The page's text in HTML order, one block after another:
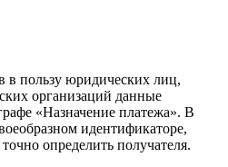
пользу юридических лиц,
организаций данные
«Назначение платежа». В
идентификаторе,
определить получателя.